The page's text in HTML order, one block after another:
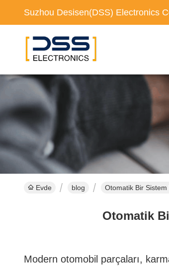
Suzhou Desisen(DSS) Electronics
Evde blog Otomatik Bir Sistem
Otomatik
Modern otomobil parçaları,